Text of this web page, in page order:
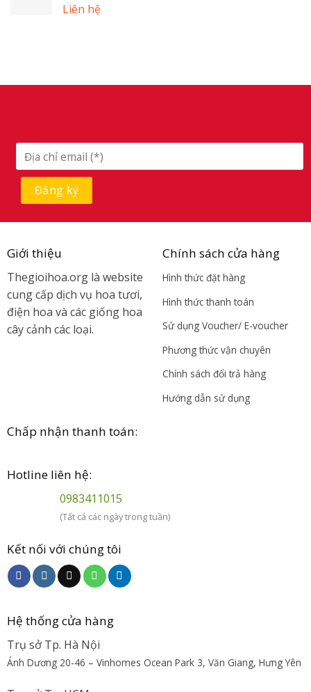
Liên hệ
Giới thiệu
Thegioihoa.org là website
cung cấp dịch vụ hoa tươi,
điện hoa và các giống hoa
cây cảnh các loại.
Chính sách cửa hàng
Hình thức đặt hàng
Hình thức thanh toán
Sử dụng Voucher/ E-voucher
Phương thức vận chuyên
Chính sách đổi trả hàng
Hướng dẫn sử dụng
Chấp nhận thanh toán:
Hotline liên hệ:
0983411015
(Tất cả các ngày trong tuần)
Kết nối với chúng tôi
Hệ thống cửa hàng
Trụ sở Tp. Hà Nội
Ánh Dương 20-46 – Vinhomes Ocean Park 3, Văn Giang, Hưng Yên